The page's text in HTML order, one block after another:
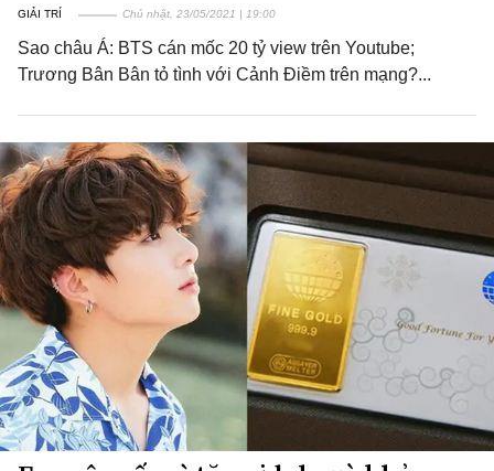
GIẢI TRÍ Chủ nhật, 23/05/2021 | 19:00
Sao châu Á: BTS cán mốc 20 tỷ view trên Youtube;
Trương Bân Bân tỏ tình với Cảnh Điềm trên mạng?...